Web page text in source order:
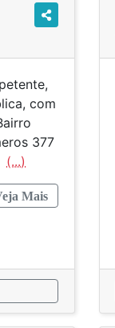
com
377
(...)
Mais